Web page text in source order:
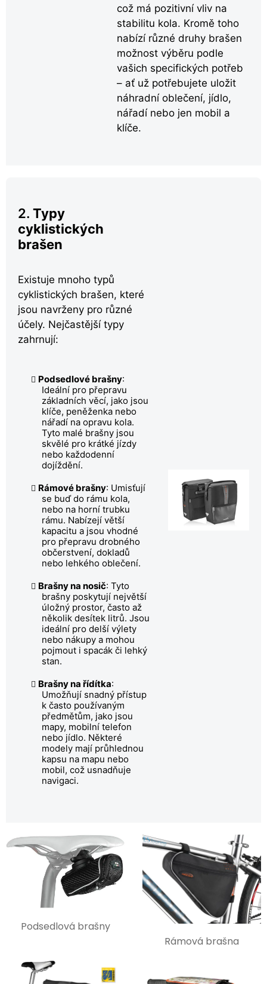
což má pozitivní vliv na
stabilitu kola. Kromě toho
nabízí různé druhy brašen
možnost výběru podle
vašich specifických potřeb
– ať už potřebujete uložit
náhradní oblečení, jídlo,
nářadí nebo jen mobil a
klíče.
2. Typy
cyklistických
brašen
Existuje mnoho typů
cyklistických brašen, které
jsou navrženy pro různé
účely. Nejčastější typy
zahrnují:
Podsedlové brašny:
Ideální pro přepravu
základních věcí, jako jsou
klíče, peněženka nebo
nářadí na opravu kola.
Tyto malé brašny jsou
skvělé pro krátké jízdy
nebo každodenní
dojíždění.
Rámové brašny: Umisťují
se buď do rámu kola,
nebo na horní trubku
rámu. Nabízejí větší
kapacitu a jsou vhodné
pro přepravu drobného
občerstvení, dokladů
nebo lehkého oblečení.
Brašny na nosič: Tyto
brašny poskytují největší
úložný prostor, často až
několik desítek litrů. Jsou
ideální pro delší výlety
nebo nákupy a mohou
pojmout i spacák či lehký
stan.
Brašny na řídítka:
Umožňují snadný přístup
k často používaným
předmětům, jako jsou
mapy, mobilní telefon
nebo jídlo. Některé
modely mají průhlednou
kapsu na mapu nebo
mobil, což usnadňuje
navigaci.
Podsedlová brašny
Rámová brašna